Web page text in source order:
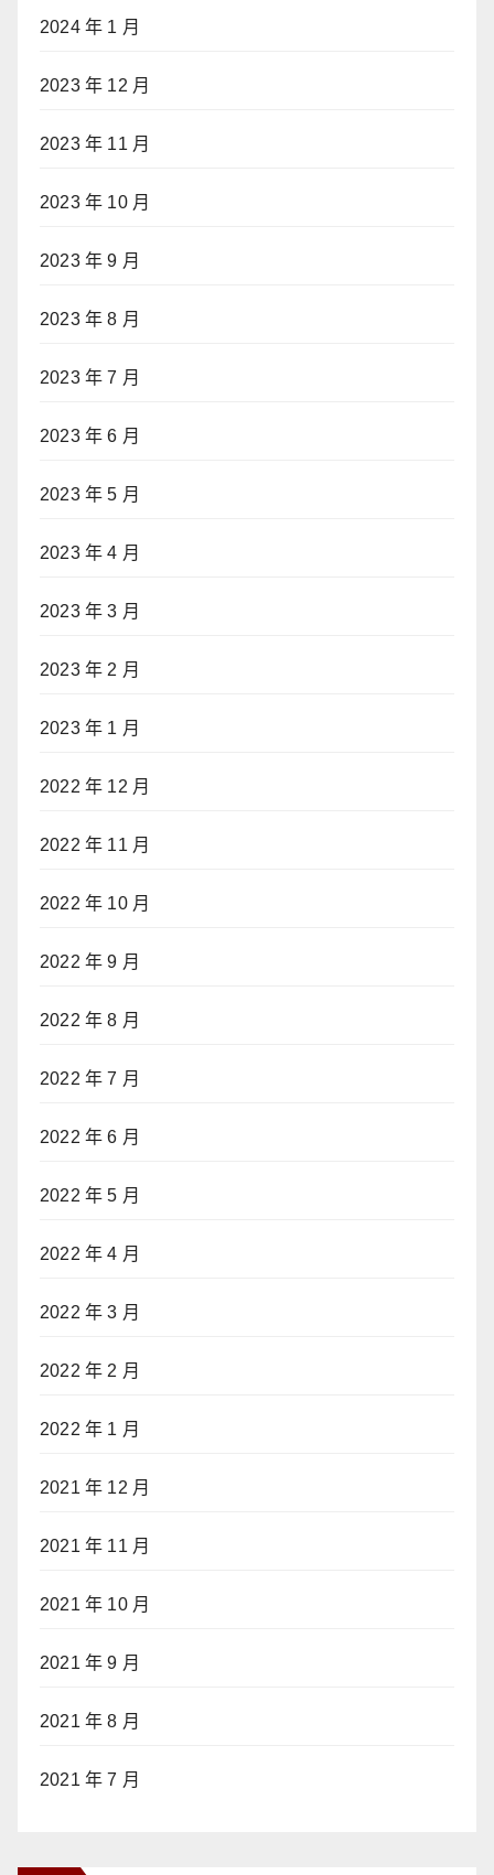
2024 年 1 月
2023 年 12 月
2023 年 11 月
2023 年 10 月
2023 年 9 月
2023 年 8 月
2023 年 7 月
2023 年 6 月
2023 年 5 月
2023 年 4 月
2023 年 3 月
2023 年 2 月
2023 年 1 月
2022 年 12 月
2022 年 11 月
2022 年 10 月
2022 年 9 月
2022 年 8 月
2022 年 7 月
2022 年 6 月
2022 年 5 月
2022 年 4 月
2022 年 3 月
2022 年 2 月
2022 年 1 月
2021 年 12 月
2021 年 11 月
2021 年 10 月
2021 年 9 月
2021 年 8 月
2021 年 7 月